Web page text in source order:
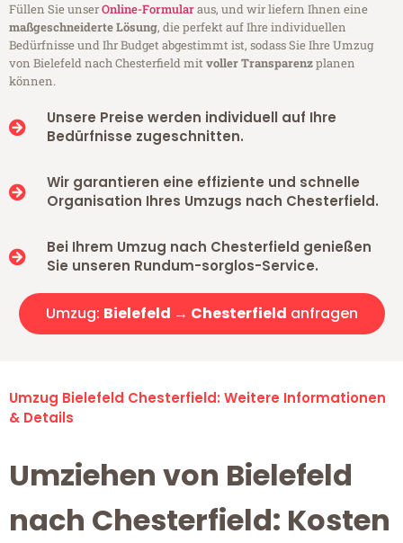
Füllen Sie unserOnline-Formularaus, und wir liefern Ihnen eine
maßgeschneiderte Lösung, die perfekt auf Ihre individuellen
Bedürfnisse und Ihr Budget abgestimmt ist, sodass Sie Ihre Umzug
von Bielefeld nach Chesterfield mitvoller Transparenzplanen
können.
Unsere Preise werden individuell auf Ihre
Bedürfnisse zugeschnitten.
Wir garantieren eine effiziente und schnelle
Organisation Ihres Umzugs nach Chesterfield.
Bei Ihrem Umzug nach Chesterfield genießen
Sie unseren Rundum-sorglos-Service.
Umzug: Bielefeld → Chesterfield anfragen
Umzug Bielefeld Chesterfield: Weitere Informationen
& Details
Umziehen von Bielefeld
nach Chesterfield: Kosten